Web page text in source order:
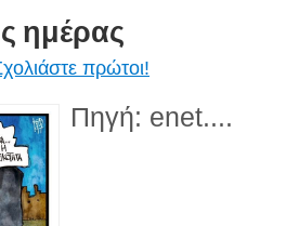
ημέρας
πρώτοι!
Πηγή: enet....